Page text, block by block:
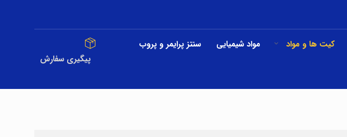
کیت ها و مواد مواد شیمیایی سنتز پرایمر و پروب
پیگیری سفارش